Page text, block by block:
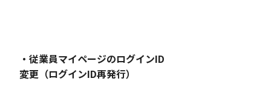
・従業員マイページのログインID
変更（ログインID再発行）